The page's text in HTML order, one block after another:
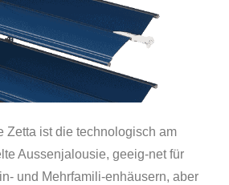
Zetta ist die technologisch am
Aussenjalousie, geeig-net für
und Mehrfamili-enhäusern, aber